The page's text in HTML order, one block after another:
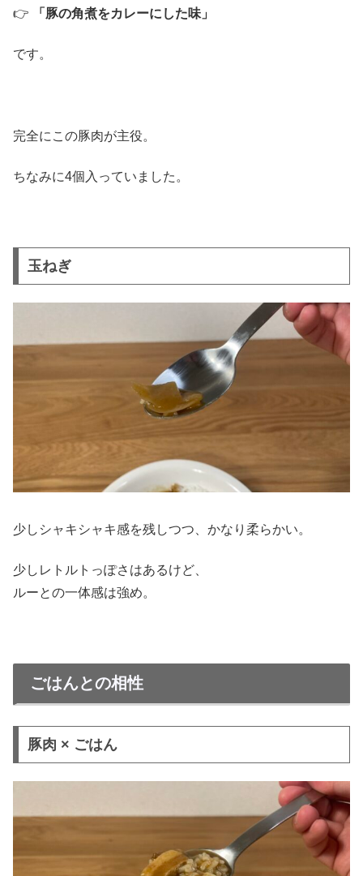
👉 「豚の角煮をカレーにした味」
です。
完全にこの豚肉が主役。
ちなみに4個入っていました。
玉ねぎ
少しシャキシャキ感を残しつつ、かなり柔らかい。
少しレトルトっぽさはあるけど、
ルーとの一体感は強め。
ごはんとの相性
豚肉 × ごはん